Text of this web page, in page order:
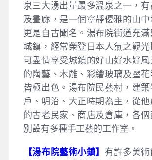
泉三大湧出量最多溫泉之一，
及畫廊，是一個寧靜優雅的山
更是自古聞名。湯布院街道充
城鎮，經常榮登日本人氣之觀
可盡情享受城鎮的好山好水好
的陶藝、木雕、彩繪玻璃及壓
皆極出色。湯布院民藝村，建
戶、明治、大正時期為主，從
的古老民家、商店及倉庫，各
別設有多種手工藝的工作室。
【湯布院藝術小鎮】 有許多美術